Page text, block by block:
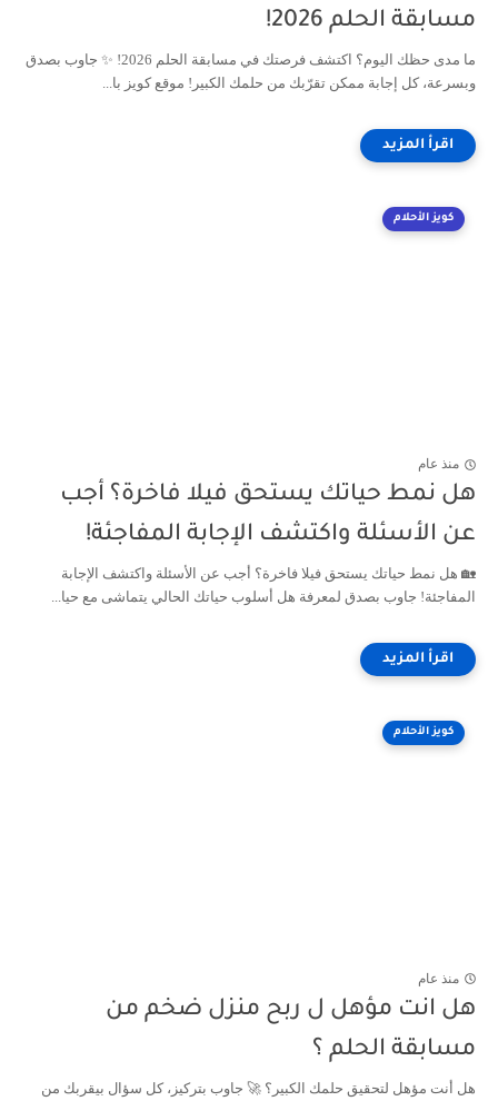
مسابقة الحلم 2026!
ما مدى حظك اليوم؟ اكتشف فرصتك في مسابقة الحلم 2026! ✨ جاوب بصدق
وبسرعة، كل إجابة ممكن تقرّبك من حلمك الكبير! موقع كويز با...
كويز الأحلام
منذ عام
هل نمط حياتك يستحق فيلا فاخرة؟ أجب
عن الأسئلة واكتشف الإجابة المفاجئة!
🏡 هل نمط حياتك يستحق فيلا فاخرة؟ أجب عن الأسئلة واكتشف الإجابة
المفاجئة! جاوب بصدق لمعرفة هل أسلوب حياتك الحالي يتماشى مع حيا...
كويز الأحلام
منذ عام
هل انت مؤهل ل ربح منزل ضخم من
مسابقة الحلم ؟
هل أنت مؤهل لتحقيق حلمك الكبير؟ 🚀 جاوب بتركيز، كل سؤال بيقربك من